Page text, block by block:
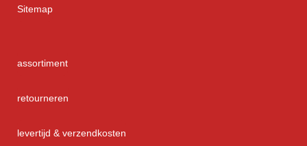
Sitemap
assortiment
retourneren
levertijd & verzendkosten